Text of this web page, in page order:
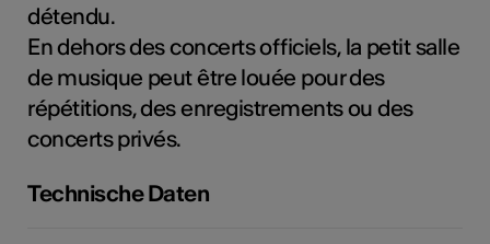
détendu.
En dehors des concerts officiels, la petit salle
de musique peut être louée pour des
répétitions, des enregistrements ou des
concerts privés.
Technische Daten